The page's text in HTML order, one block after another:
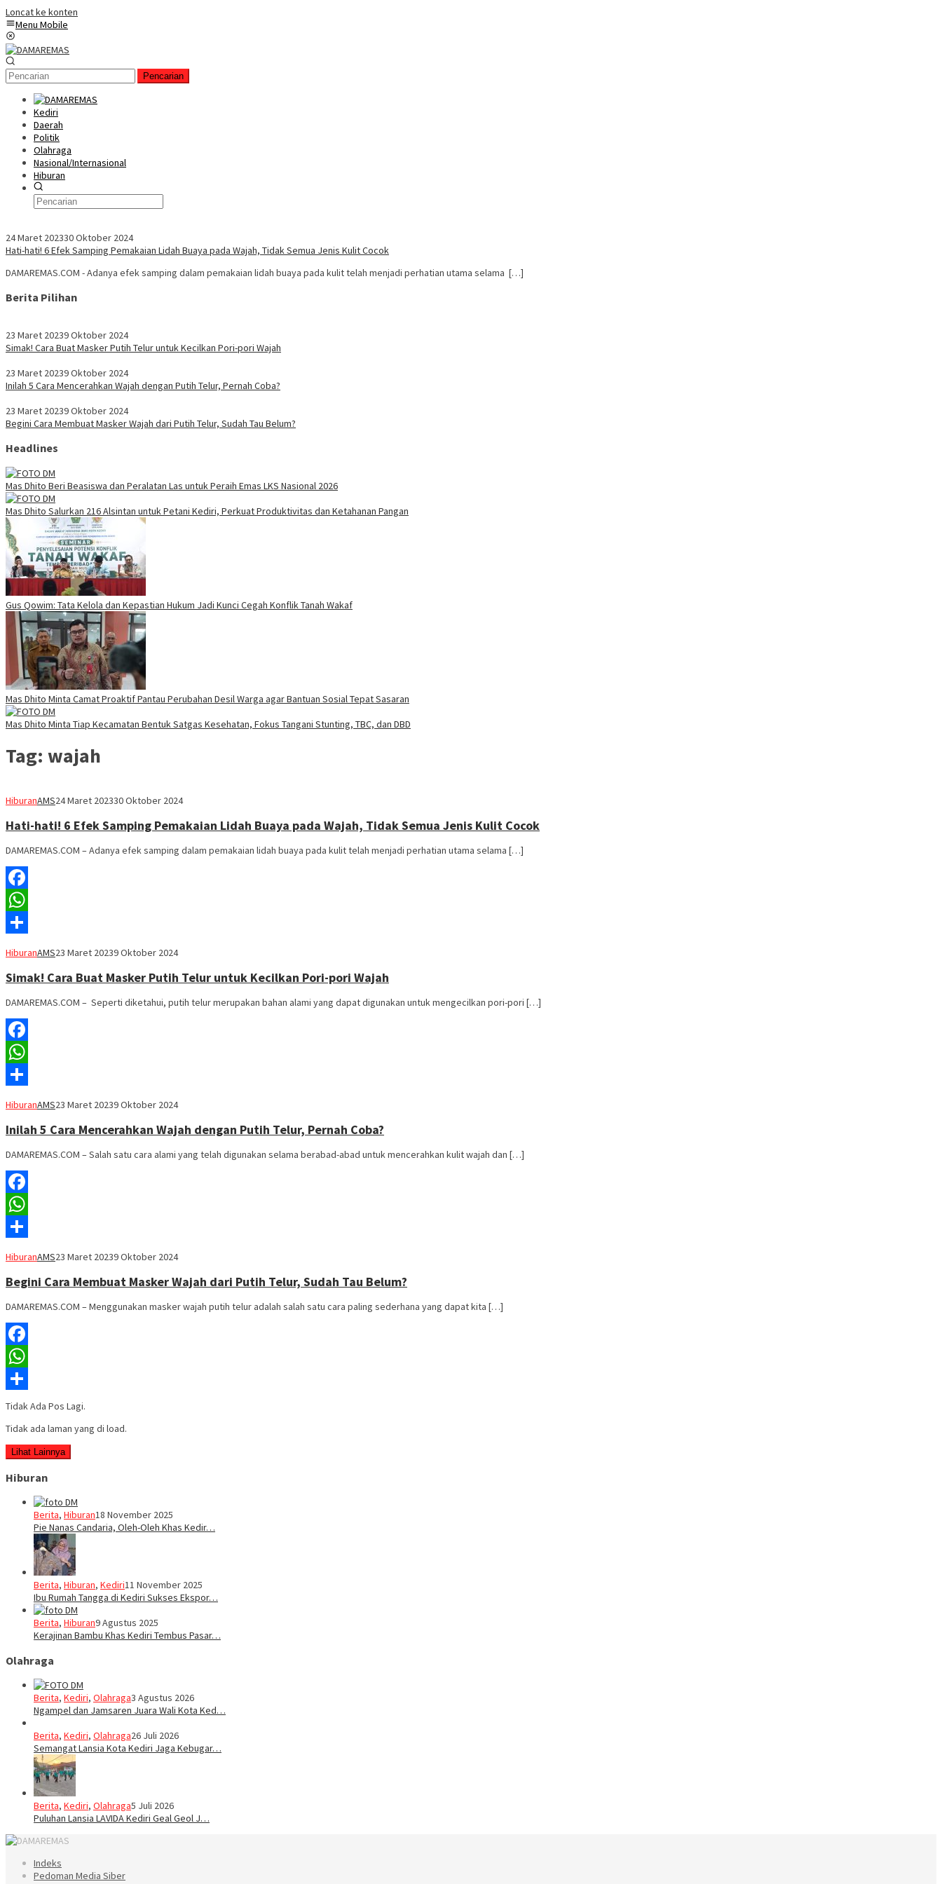
Loncat ke konten
Menu Mobile
Pencarian
Kediri
Daerah
Politik
Olahraga
Nasional/Internasional
Hiburan
24 Maret 202330 Oktober 2024
Hati-hati! 6 Efek Samping Pemakaian Lidah Buaya pada Wajah, Tidak Semua Jenis Kulit Cocok
DAMAREMAS.COM - Adanya efek samping dalam pemakaian lidah buaya pada kulit telah menjadi perhatian utama selama […]
Berita Pilihan
23 Maret 20239 Oktober 2024
Simak! Cara Buat Masker Putih Telur untuk Kecilkan Pori-pori Wajah
23 Maret 20239 Oktober 2024
Inilah 5 Cara Mencerahkan Wajah dengan Putih Telur, Pernah Coba?
23 Maret 20239 Oktober 2024
Begini Cara Membuat Masker Wajah dari Putih Telur, Sudah Tau Belum?
Headlines
Mas Dhito Beri Beasiswa dan Peralatan Las untuk Peraih Emas LKS Nasional 2026
Mas Dhito Salurkan 216 Alsintan untuk Petani Kediri, Perkuat Produktivitas dan Ketahanan Pangan
Gus Qowim: Tata Kelola dan Kepastian Hukum Jadi Kunci Cegah Konflik Tanah Wakaf
Mas Dhito Minta Camat Proaktif Pantau Perubahan Desil Warga agar Bantuan Sosial Tepat Sasaran
Mas Dhito Minta Tiap Kecamatan Bentuk Satgas Kesehatan, Fokus Tangani Stunting, TBC, dan DBD
Tag: wajah
HiburanAMS24 Maret 202330 Oktober 2024
Hati-hati! 6 Efek Samping Pemakaian Lidah Buaya pada Wajah, Tidak Semua Jenis Kulit Cocok
DAMAREMAS.COM – Adanya efek samping dalam pemakaian lidah buaya pada kulit telah menjadi perhatian utama selama […]
Facebook
WhatsApp
HiburanAMS23 Maret 20239 Oktober 2024
Simak! Cara Buat Masker Putih Telur untuk Kecilkan Pori-pori Wajah
DAMAREMAS.COM – Seperti diketahui, putih telur merupakan bahan alami yang dapat digunakan untuk mengecilkan pori-pori […]
Facebook
WhatsApp
HiburanAMS23 Maret 20239 Oktober 2024
Inilah 5 Cara Mencerahkan Wajah dengan Putih Telur, Pernah Coba?
DAMAREMAS.COM – Salah satu cara alami yang telah digunakan selama berabad-abad untuk mencerahkan kulit wajah dan […]
Facebook
WhatsApp
HiburanAMS23 Maret 20239 Oktober 2024
Begini Cara Membuat Masker Wajah dari Putih Telur, Sudah Tau Belum?
DAMAREMAS.COM – Menggunakan masker wajah putih telur adalah salah satu cara paling sederhana yang dapat kita […]
Facebook
WhatsApp
Share
Tidak Ada Pos Lagi.
Tidak ada laman yang di load.
Lihat Lainnya
Hiburan
Berita, Hiburan18 November 2025
Pie Nanas Candaria, Oleh-Oleh Khas Kedir…
Berita, Hiburan, Kediri11 November 2025
Ibu Rumah Tangga di Kediri Sukses Ekspor…
Berita, Hiburan9 Agustus 2025
Kerajinan Bambu Khas Kediri Tembus Pasar…
Olahraga
Berita, Kediri, Olahraga3 Agustus 2026
Ngampel dan Jamsaren Juara Wali Kota Ked…
Berita, Kediri, Olahraga26 Juli 2026
Semangat Lansia Kota Kediri Jaga Kebugar…
Berita, Kediri, Olahraga5 Juli 2026
Puluhan Lansia LAVIDA Kediri Geal Geol J…
Indeks
Pedoman Media Siber